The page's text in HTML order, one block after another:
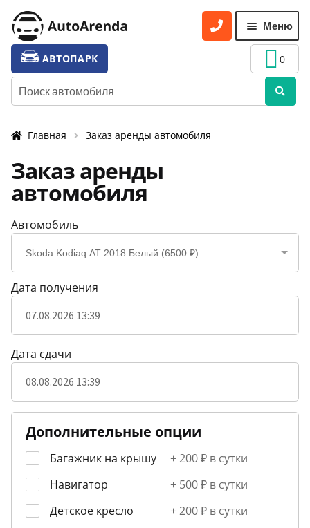
Перейти
к
навигации
Перейти
к
содержимому
Меню
УСЛУГИ
меню
ТАРИФЫ
УСЛОВИЯ АРЕНДЫ
ОТЗЫВЫ
АКЦИИ
КОНТАКТЫ
АВТОПАРК
Искать:
0
Главная Заказ аренды автомобиля
Заказ аренды
автомобиля
Автомобиль
Skoda Kodiaq АТ 2018 Белый (6500 ₽)
Дата получения
Дата сдачи
Дополнительные опции
Багажник на крышу
+ 200 ₽ в сутки
Навигатор
+ 500 ₽ в сутки
Детское кресло
+ 200 ₽ в сутки